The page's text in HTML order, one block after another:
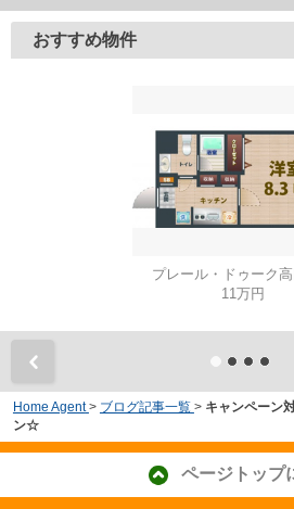
おすすめ物件
プレール・ドゥーク
11万円
Home Agent > ブログ記事一覧 > キャンペーン
ン☆
ページトップ